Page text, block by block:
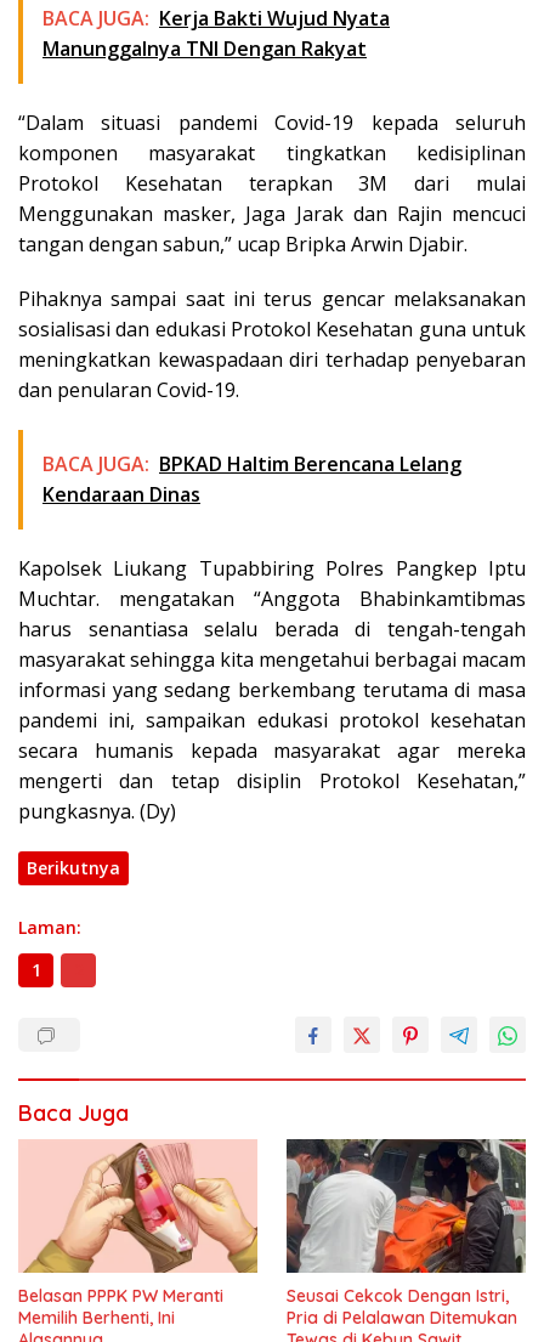
BACA JUGA: Kerja Bakti Wujud Nyata
Manunggalnya TNI Dengan Rakyat
“Dalam situasi pandemi Covid-19 kepada seluruh
komponen masyarakat tingkatkan kedisiplinan
Protokol Kesehatan terapkan 3M dari mulai
Menggunakan masker, Jaga Jarak dan Rajin mencuci
tangan dengan sabun,” ucap Bripka Arwin Djabir.
Pihaknya sampai saat ini terus gencar melaksanakan
sosialisasi dan edukasi Protokol Kesehatan guna untuk
meningkatkan kewaspadaan diri terhadap penyebaran
dan penularan Covid-19.
BACA JUGA: BPKAD Haltim Berencana Lelang
Kendaraan Dinas
Kapolsek Liukang Tupabbiring Polres Pangkep Iptu
Muchtar. mengatakan “Anggota Bhabinkamtibmas
harus senantiasa selalu berada di tengah-tengah
masyarakat sehingga kita mengetahui berbagai macam
informasi yang sedang berkembang terutama di masa
pandemi ini, sampaikan edukasi protokol kesehatan
secara humanis kepada masyarakat agar mereka
mengerti dan tetap disiplin Protokol Kesehatan,”
pungkasnya. (Dy)
Berikutnya
Laman:
1
Baca Juga
Belasan PPPK PW Meranti
Memilih Berhenti, Ini
Seusai Cekcok Dengan Istri,
Pria di Pelalawan Ditemukan